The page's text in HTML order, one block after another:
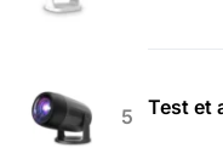
Test et